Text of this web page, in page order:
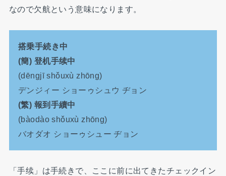
なので欠航という意味になります。
搭乗手続き中
(簡) 登机手续中
(dēngjī shǒuxù zhōng)
デンジィー ショーゥシュウ ヂョン
(繁) 報到手續中
(bàodào shǒuxù zhōng)
バオダオ ショーゥシュー ヂョン
「手续」は手続きで、ここに前に出てきたチェックイン